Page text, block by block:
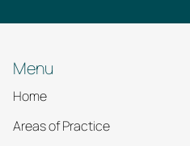
Menu
Home
Areas of Practice